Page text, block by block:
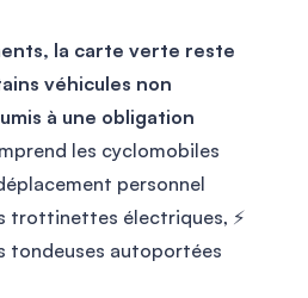
la carte verte reste
véhicules non
à une obligation
les cyclomobiles
personnel
trottinettes électriques, ⚡
tondeuses autoportées